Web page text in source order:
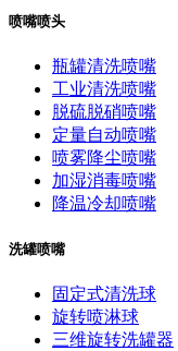
喷嘴喷头
瓶罐清洗喷嘴
工业清洗喷嘴
脱硫脱硝喷嘴
定量自动喷嘴
喷雾降尘喷嘴
加湿消毒喷嘴
降温冷却喷嘴
洗罐喷嘴
固定式清洗球
旋转喷淋球
三维旋转洗罐器